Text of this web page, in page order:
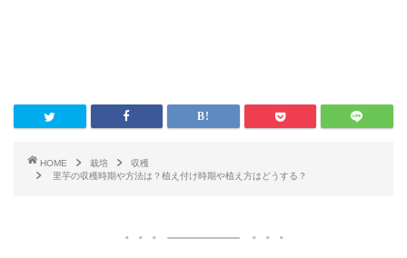
HOME 栽培
収穫
里芋の収穫時期や方法は？植え付け時期や植え方はどうする？